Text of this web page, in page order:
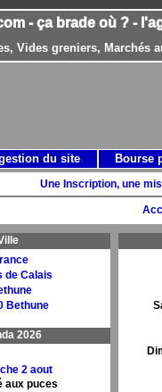
- ça brade où ? -
Vides greniers, Marchés
Une Inscription, une
de Calais
Bethune
2026
2 aout
aux puces
du site Bourse